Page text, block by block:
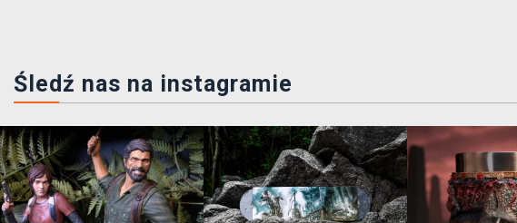
Śledź nas na instagramie